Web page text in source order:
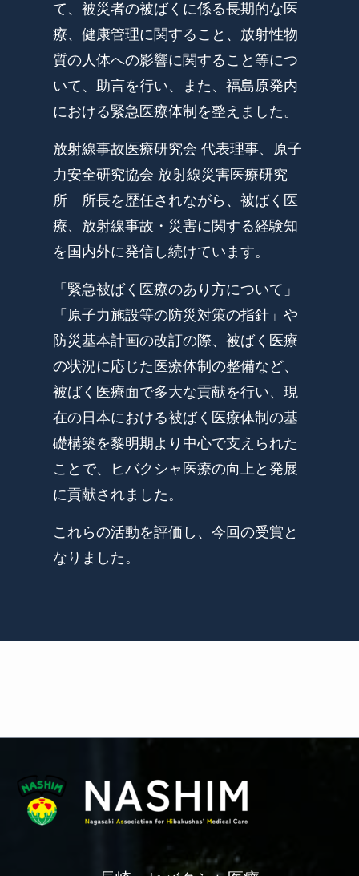
て、被災者の被ばくに係る長期的な医
療、健康管理に関すること、放射性物
質の人体への影響に関すること等につ
いて、助言を行い、また、福島原発内
における緊急医療体制を整えました。
放射線事故医療研究会 代表理事、原子
力安全研究協会 放射線災害医療研究
所 所長を歴任されながら、被ばく医
療、放射線事故・災害に関する経験知
を国内外に発信し続けています。
「緊急被ばく医療のあり方について」
「原子力施設等の防災対策の指針」や
防災基本計画の改訂の際、被ばく医療
の状況に応じた医療体制の整備など、
被ばく医療面で多大な貢献を行い、現
在の日本における被ばく医療体制の基
礎構築を黎明期より中心で支えられた
ことで、ヒバクシャ医療の向上と発展
に貢献されました。
これらの活動を評価し、今回の受賞と
なりました。